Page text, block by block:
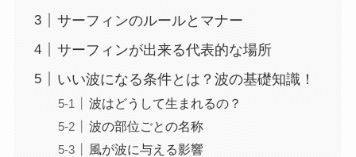
サーフィンのルールとマナー
サーフィンが出来る代表的な場所
いい波になる条件とは？波の基礎知識！
波はどうして生まれるの？
波の部位ごとの名称
風が波に与える影響